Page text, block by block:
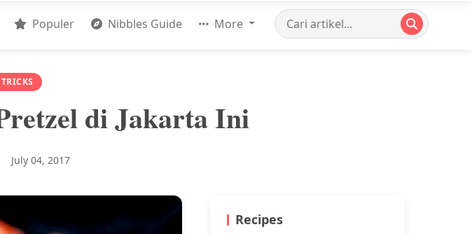
Populer Nibbles Guide More
di Jakarta Ini
July 04, 2017
Recipes